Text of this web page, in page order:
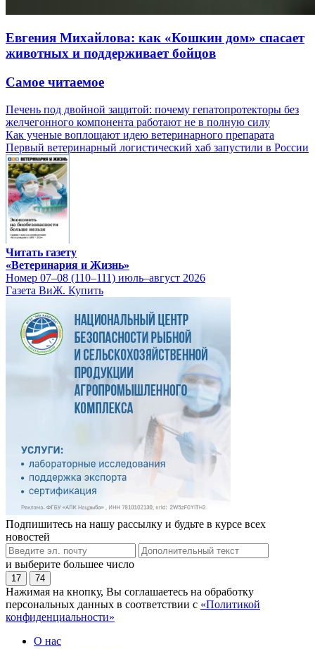
Евгения Михайлова: как «Кошкин дом» спасает
животных и поддерживает бойцов
Самое читаемое
Печень под двойной защитой: почему гепатопротекторы без
желчегонного компонента работают не в полную силу
Как ученые воплощают идею ветеринарного препарата
Первый ветеринарный логистический хаб запустили в России
Читать газету
«Ветеринария и Жизнь»
Номер 07–08 (110–111) июль–август 2026
Газета ВиЖ. Купить
Подпишитесь на нашу рассылку и будьте в курсе всех
новостей
и выберите большее число
17 74
Нажимая на кнопку, Вы соглашаетесь на обработку
персональных данных в соответствии с «Политикой
конфиденциальности»
О нас